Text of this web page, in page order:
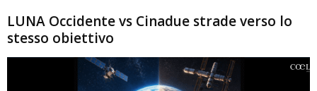
LUNA Occidente vs Cinadue strade verso lo
stesso obiettivo